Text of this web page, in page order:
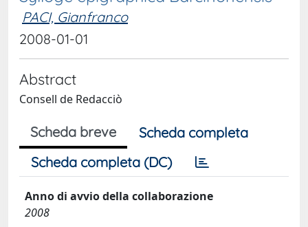
PACI, Gianfranco
2008-01-01
Abstract
Consell de Redacciò
Scheda breve
Scheda completa
Scheda completa (DC)
Anno di avvio della collaborazione
2008